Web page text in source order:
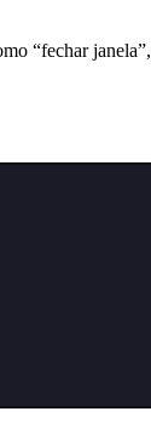
“fechar